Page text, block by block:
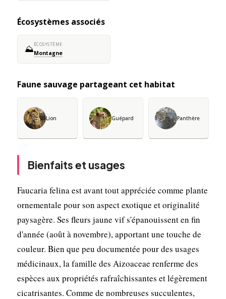
Écosystèmes associés
⛰️ÉCOSYSTÈME
Montagne
Faune sauvage partageant cet habitat
Lion Guépard Panthère
Bienfaits et usages
Faucaria felina est avant tout appréciée comme plante
ornementale pour son aspect exotique et originalité
paysagère. Ses fleurs jaune vif s'épanouissent en fin
d'année (août à novembre), apportant une touche de
couleur. Bien que peu documentée pour des usages
médicinaux, la famille des Aizoaceae renferme des
espèces aux propriétés rafraîchissantes et légèrement
cicatrisantes. Comme de nombreuses succulentes,